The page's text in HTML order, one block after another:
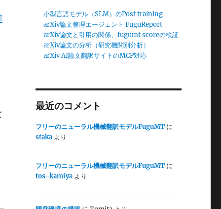
小型言語モデル（SLM）のPost training
arXiv論文整理エージェント FuguReport
arXiv論文と引用の関係、fugumt scoreの検証
arXiv論文の分析（研究機関別分析）
arXiv AI論文翻訳サイトのMCP対応
最近のコメント
フリーのニューラル機械翻訳モデルFuguMTに
stakaより
フリーのニューラル機械翻訳モデルFuguMTに
tos-kamiyaより